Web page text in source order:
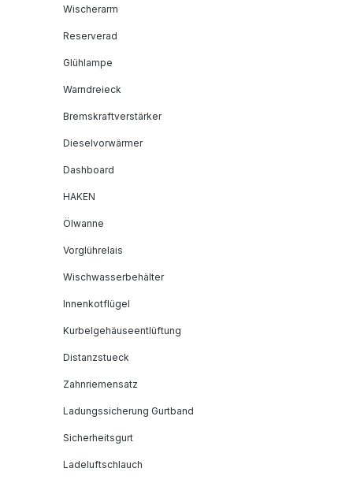
Wischerarm
Reserverad
Glühlampe
Warndreieck
Bremskraftverstärker
Dieselvorwärmer
Dashboard
HAKEN
Ölwanne
Vorglührelais
Wischwasserbehälter
Innenkotflügel
Kurbelgehäuseentlüftung
Distanzstueck
Zahnriemensatz
Ladungssicherung Gurtband
Sicherheitsgurt
Ladeluftschlauch